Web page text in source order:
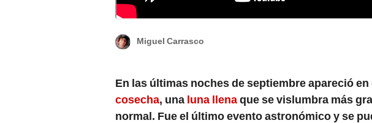
Superluna de cosecha. Foto: BBC Sky at Night Magazine
Miguel Carrasco
En las últimas noches de septiembre apareció en
cosecha, una luna llenaque se vislumbra más
normal. Fue el último evento astronómico y se